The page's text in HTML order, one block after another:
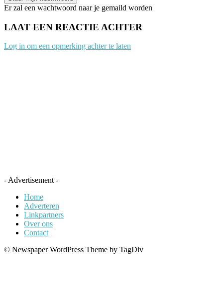
Er zal een wachtwoord naar je gemaild worden
LAAT EEN REACTIE ACHTER
Log in om een opmerking achter te laten
- Advertisement -
Home
Adverteren
Linkpartners
Over ons
Contact
© Newspaper WordPress Theme by TagDiv